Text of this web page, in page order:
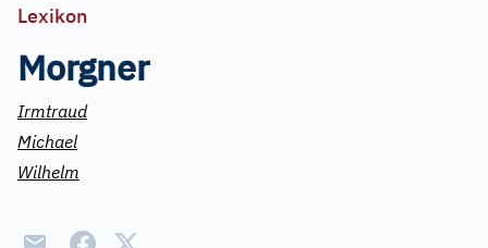
Lexikon
Morgner
Irmtraud
Michael
Wilhelm